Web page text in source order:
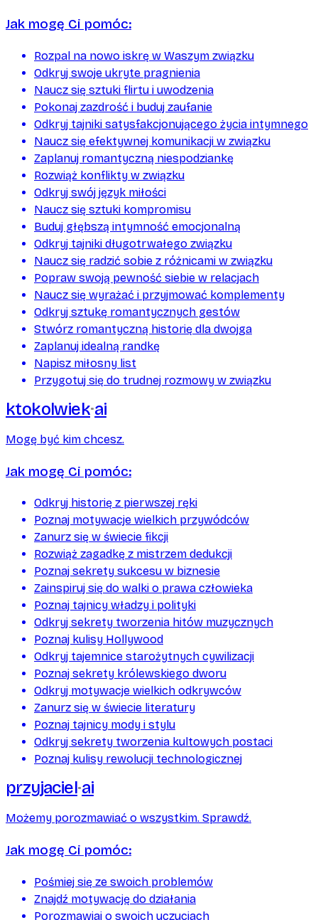
Jak mogę Ci pomóc:
Rozpal na nowo iskrę w Waszym związku
Odkryj swoje ukryte pragnienia
Naucz się sztuki flirtu i uwodzenia
Pokonaj zazdrość i buduj zaufanie
Odkryj tajniki satysfakcjonującego życia intymnego
Naucz się efektywnej komunikacji w związku
Zaplanuj romantyczną niespodziankę
Rozwiąż konflikty w związku
Odkryj swój język miłości
Naucz się sztuki kompromisu
Buduj głębszą intymność emocjonalną
Odkryj tajniki długotrwałego związku
Naucz się radzić sobie z różnicami w związku
Popraw swoją pewność siebie w relacjach
Naucz się wyrażać i przyjmować komplementy
Odkryj sztukę romantycznych gestów
Stwórz romantyczną historię dla dwojga
Zaplanuj idealną randkę
Napisz miłosny list
Przygotuj się do trudnej rozmowy w związku
ktokolwiek ai
Mogę być kim chcesz.
Jak mogę Ci pomóc:
Odkryj historię z pierwszej ręki
Poznaj motywacje wielkich przywódców
Zanurz się w świecie fikcji
Rozwiąż zagadkę z mistrzem dedukcji
Poznaj sekrety sukcesu w biznesie
Zainspiruj się do walki o prawa człowieka
Poznaj tajnicy władzy i polityki
Odkryj sekrety tworzenia hitów muzycznych
Poznaj kulisy Hollywood
Odkryj tajemnice starożytnych cywilizacji
Poznaj sekrety królewskiego dworu
Odkryj motywacje wielkich odkrywców
Zanurz się w świecie literatury
Poznaj tajnicy mody i stylu
Odkryj sekrety tworzenia kultowych postaci
Poznaj kulisy rewolucji technologicznej
przyjaciel ai
Możemy porozmawiać o wszystkim. Sprawdź.
Jak mogę Ci pomóc:
Pośmiej się ze swoich problemów
Znajdź motywację do działania
Porozmawiaj o swoich uczuciach